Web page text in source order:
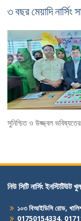
৩ বছর মেয়াদি নার্সিং
সুনিশ্চিত ও উজ্জ্বল ভবিষ্যতের
নিউ সিটি নার্সিং ইনস্টিটিউট
১০৩ বিআইডিসি রোড,
01750154334,